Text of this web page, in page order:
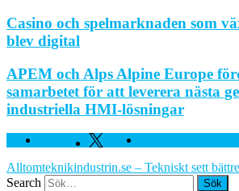
Casino och spelmarknaden som
blev digital
APEM och Alps Alpine Europe
samarbetet för att leverera nästa
industriella HMI-lösningar
Facebook Twitter
Alltomteknikindustrin.se – Tekniskt sett bättre
Search